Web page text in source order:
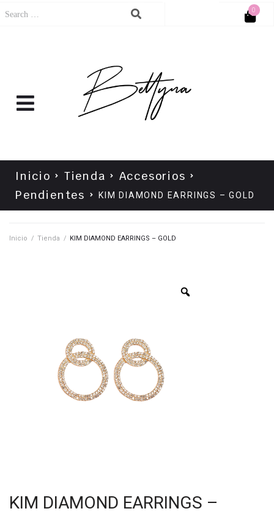
0
Inicio Tienda
Accesorios
Pendientes
KIM DIAMOND EARRINGS – GOLD
Inicio / Tienda / KIM DIAMOND EARRINGS – GOLD
KIM DIAMOND EARRINGS –